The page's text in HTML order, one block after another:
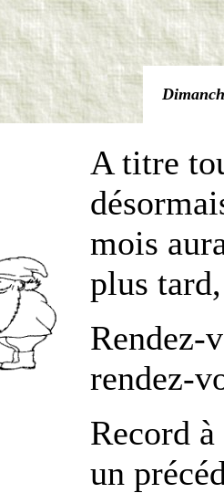
A titre
mois
plus
Rendez-
rendez-
Record
un